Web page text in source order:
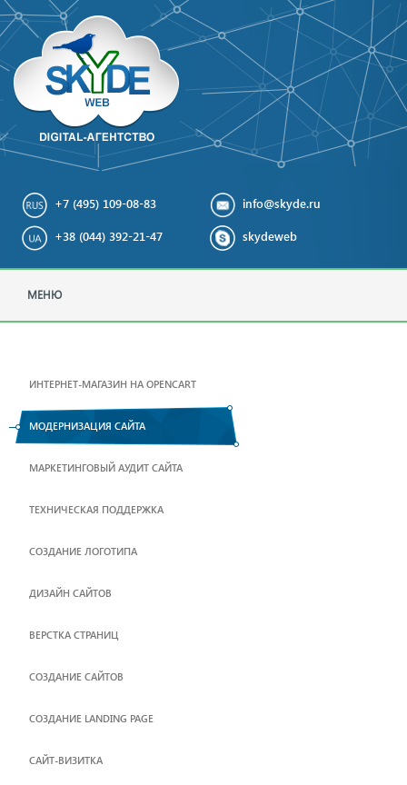
+7 (495) 109-08-83
+38 (044) 392-21-47
info@skyde.ru
skydeweb
МЕНЮ
ИНТЕРНЕТ-МАГАЗИН НА OPENCART
МОДЕРНИЗАЦИЯ САЙТА
МАРКЕТИНГОВЫЙ АУДИТ САЙТА
ТЕХНИЧЕСКАЯ ПОДДЕРЖКА
СОЗДАНИЕ ЛОГОТИПА
ДИЗАЙН САЙТОВ
ВЕРСТКА СТРАНИЦ
CОЗДАНИЕ САЙТОВ
СОЗДАНИЕ LANDING PAGE
САЙТ-ВИЗИТКА